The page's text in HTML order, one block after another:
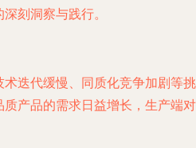
刻洞察与践行。
迭代缓慢、同质化竞争加剧
产品的需求日益增长，生产